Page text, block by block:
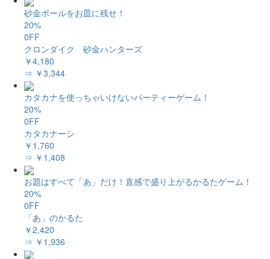
砂金ボールをお皿に残せ！
20%
0FF
クロンダイク 砂金ハンターズ
￥4,180
⇒ ￥3,344
カタカナを使っちゃいけないパーティーゲーム！
20%
0FF
カタカナーシ
￥1,760
⇒ ￥1,408
お題はすべて「あ」だけ！直感で盛り上がるかるたゲーム！
20%
0FF
「あ」のかるた
￥2,420
⇒ ￥1,936